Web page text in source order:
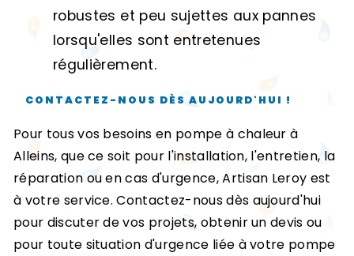
robustes et peu sujettes aux pannes
lorsqu'elles sont entretenues
régulièrement.
CONTACTEZ-NOUS DÈS AUJOURD'HUI !
Pour tous vos besoins en pompe à chaleur à
Alleins, que ce soit pour l'installation, l'entretien, la
réparation ou en cas d'urgence, Artisan Leroy est
à votre service. Contactez-nous dès aujourd'hui
pour discuter de vos projets, obtenir un devis ou
pour toute situation d'urgence liée à votre pompe